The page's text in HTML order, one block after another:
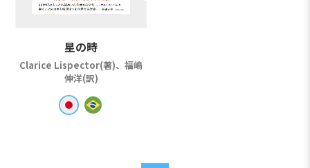
星の時
Clarice Lispector(著)、福嶋
伸洋(訳)